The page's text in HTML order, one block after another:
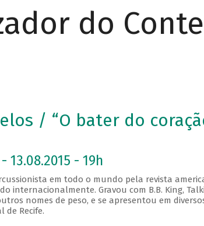
do
/ “O bater do
13.08.2015 - 19h
em todo o mundo pela revista
internacionalmente. Gravou com B.B. King,
nomes de peso, e se apresentou em
de Recife.